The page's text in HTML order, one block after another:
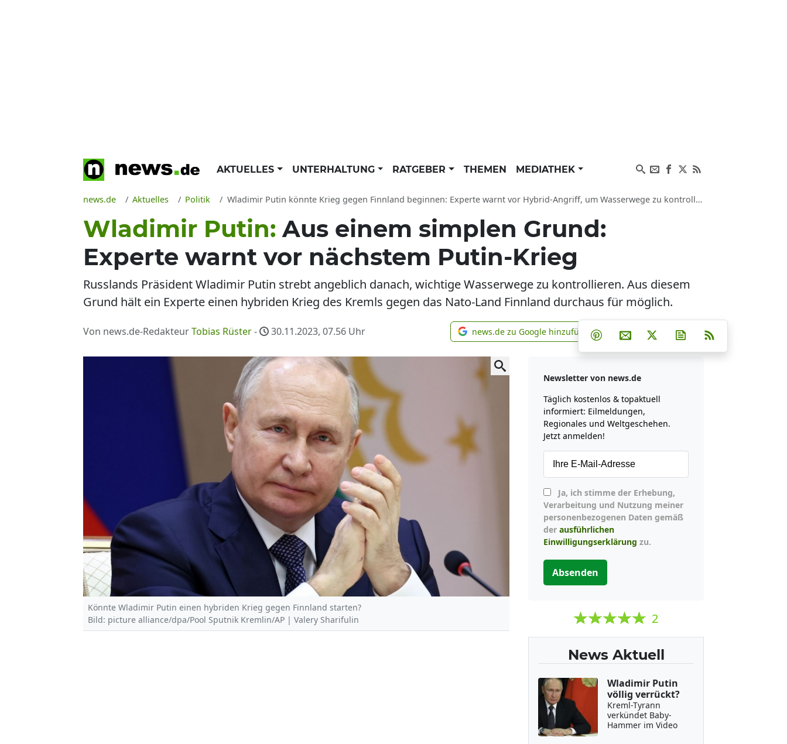
AKTUELLES UNTERHALTUNG RATGEBER THEMEN MEDIATHEK
news.de Aktuelles Politik Wladimir Putin könnte Krieg gegen Finnland beginnen: Experte warnt vor Hybrid-Angriff, um Wasserwege zu kontrollieren
Wladimir Putin:Aus einem simplen Grund:
Experte warnt vor nächstem Putin-Krieg
Russlands Präsident Wladimir Putin strebt angeblich danach, wichtige Wasserwege zu kontrollieren. Aus diesem
Grund hält ein Experte einen hybriden Krieg des Kremls gegen das Nato-Land Finnland durchaus für möglich.
Von news.de-RedakteurTobias Rüster- 30.11.2023, 07.56 Uhr news.de zu Google hinzufügen
news.de zu Google hinzufügen Teilen auf Facebook
Teilen auf Whatsapp
Teilen auf Telegram
Teilen auf Pinterest
Per E-Mail teilen
Post auf XNewsletter
Könnte Wladimir Putin einen hybriden Krieg gegen Finnland starten?
Bild: picture alliance/dpa/Pool Sputnik Kremlin/AP | Valery Sharifulin
Newsletter von news.de
Täglich kostenlos & topaktuell
informiert: Eilmeldungen,
Regionales und Weltgeschehen.
Jetzt anmelden!
Verarbeitung und Nutzung meiner
personenbezogenen Daten gemäß
der ausführlichen
Einwilligungserklärung zu.
Absenden
2
News Aktuell
Wladimir Putin
völlig verrückt?
Kreml-Tyrann
verkündet Baby-
Hammer im Video